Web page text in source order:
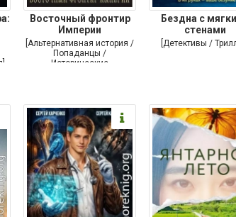
Восточный фронтир
Империи
[Альтернативная история /
Попаданцы /
Исторические
Бездна с
стенами
[Детективы /